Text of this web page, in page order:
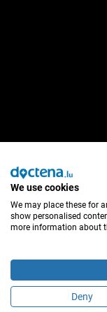
We use cookies
We may place these for
show personalised
more information about
Deny